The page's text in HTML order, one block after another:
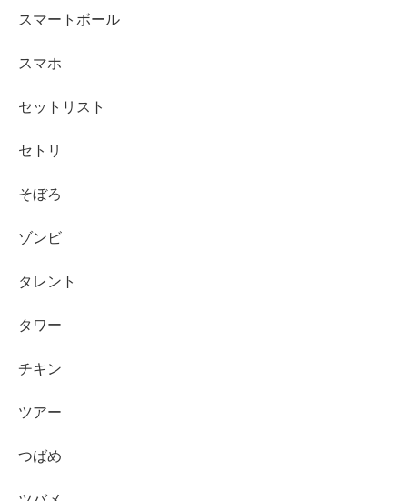
スマートボール
スマホ
セットリスト
セトリ
そぼろ
ゾンビ
タレント
タワー
チキン
ツアー
つばめ